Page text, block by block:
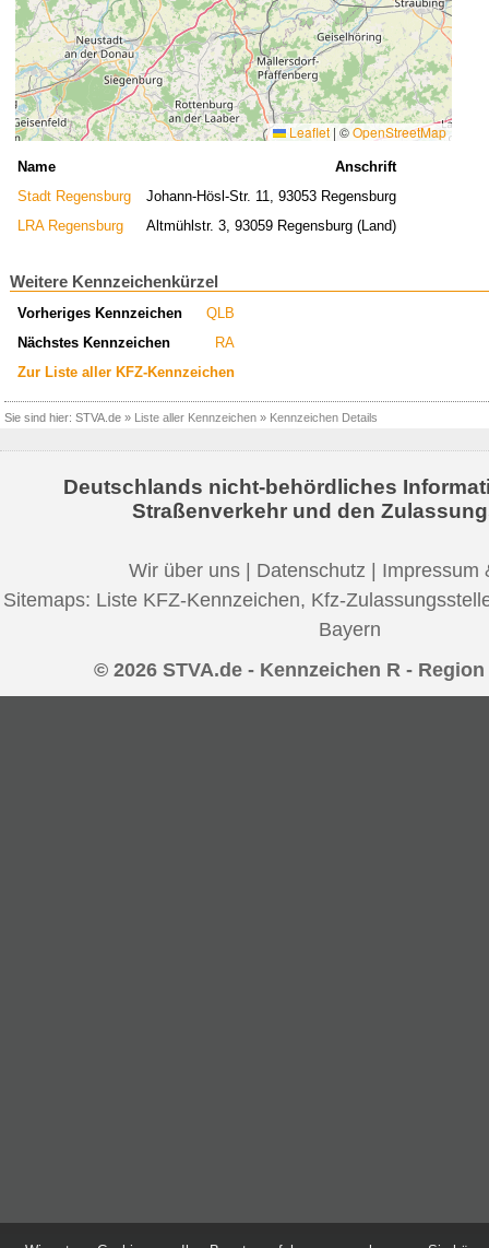
Leaflet | ©OpenStreetMap
Name
Anschrift
Stadt Regensburg
Johann-Hösl-Str. 11, 93053 Regensburg
LRA Regensburg
Altmühlstr. 3, 93059 Regensburg (Land)
Weitere Kennzeichenkürzel
Vorheriges Kennzeichen
QLB
Nächstes Kennzeichen
RA
Zur Liste aller KFZ-Kennzeichen
Sie sind hier: STVA.de » Liste aller Kennzeichen » Kennzeichen Details
Deutschlands nicht-behördliches
Straßenverkehr und den
Wir über uns | Datenschutz | Impressum
Sitemaps: Liste KFZ-Kennzeichen, Kfz-
Bayern
© 2026 STVA.de - Kennzeichen R -